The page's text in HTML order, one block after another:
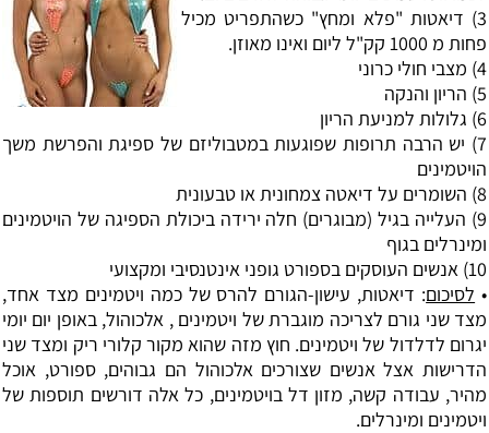
3) דיאטות "פלא ומחץ" כשהתפריט מכיל
פחות מ 1000 קק"ל ליום ואינו מאוזן.
4) מצבי חולי כרוני
5) הריון והנקה
6) גלולות למניעת הריון
7) יש הרבה תרופות שפוגעות במטבוליזם של ספיגת והפרשת משך
הויטמינים
8) השומרים על דיאטה צמחונית או טבעונית
9) העלייה בגיל (מבוגרים) חלה ירידה ביכולת הספיגה של הויטמינים
ומינרלים בגוף
10) אנשים העוסקים בספורט גופני אינטנסיבי ומקצועי
• לסיכום: דיאטות, עישון-הגורם להרס של כמה ויטמינים מצד אחד,
מצד שני גורם לצריכה מוגברת של ויטמינים , אלכוהול, באופן יום יומי
יגרום לדלדול של ויטמינים. חוץ מזה שהוא מקור קלורי ריק ומצד שני
הדרישות אצל אנשים שצורכים אלכוהול הם גבוהים, ספורט, אוכל
מהיר, עבודה קשה, מזון דל בויטמינים, כל אלה דורשים תוספות של
ויטמינים ומינרלים.